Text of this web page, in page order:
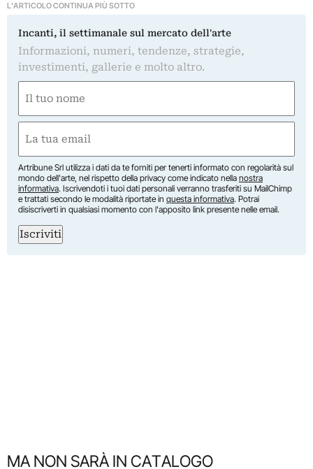
L'ARTICOLO CONTINUA PIÙ SOTTO
Incanti, il settimanale sul mercato dell'arte
Informazioni, numeri, tendenze, strategie,
investimenti, gallerie e molto altro.
(Required)
First
(Required)
Artribune Srl utilizza i dati da te forniti per tenerti informato con regolarità sul
mondo dell'arte, nel rispetto della privacy come indicato nella nostra
informativa. Iscrivendoti i tuoi dati personali verranno trasferiti su MailChimp
e trattati secondo le modalità riportate in questa informativa. Potrai
disiscriverti in qualsiasi momento con l'apposito link presente nelle email.
Iscriviti
MA NON SARÀ IN CATALOGO